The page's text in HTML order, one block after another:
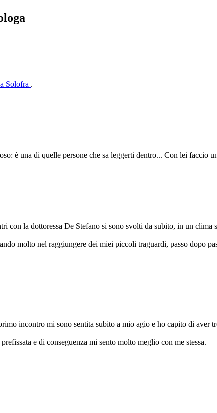
Solofra .
è una di quelle persone che sa leggerti dentro... Con lei faccio
la dottoressa De Stefano si sono svolti da subito, in un clima
molto nel raggiungere dei miei piccoli traguardi, passo dopo
incontro mi sono sentita subito a mio agio e ho capito di aver
e di conseguenza mi sento molto meglio con me stessa.